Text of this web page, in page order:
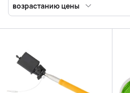
возрастанию цены